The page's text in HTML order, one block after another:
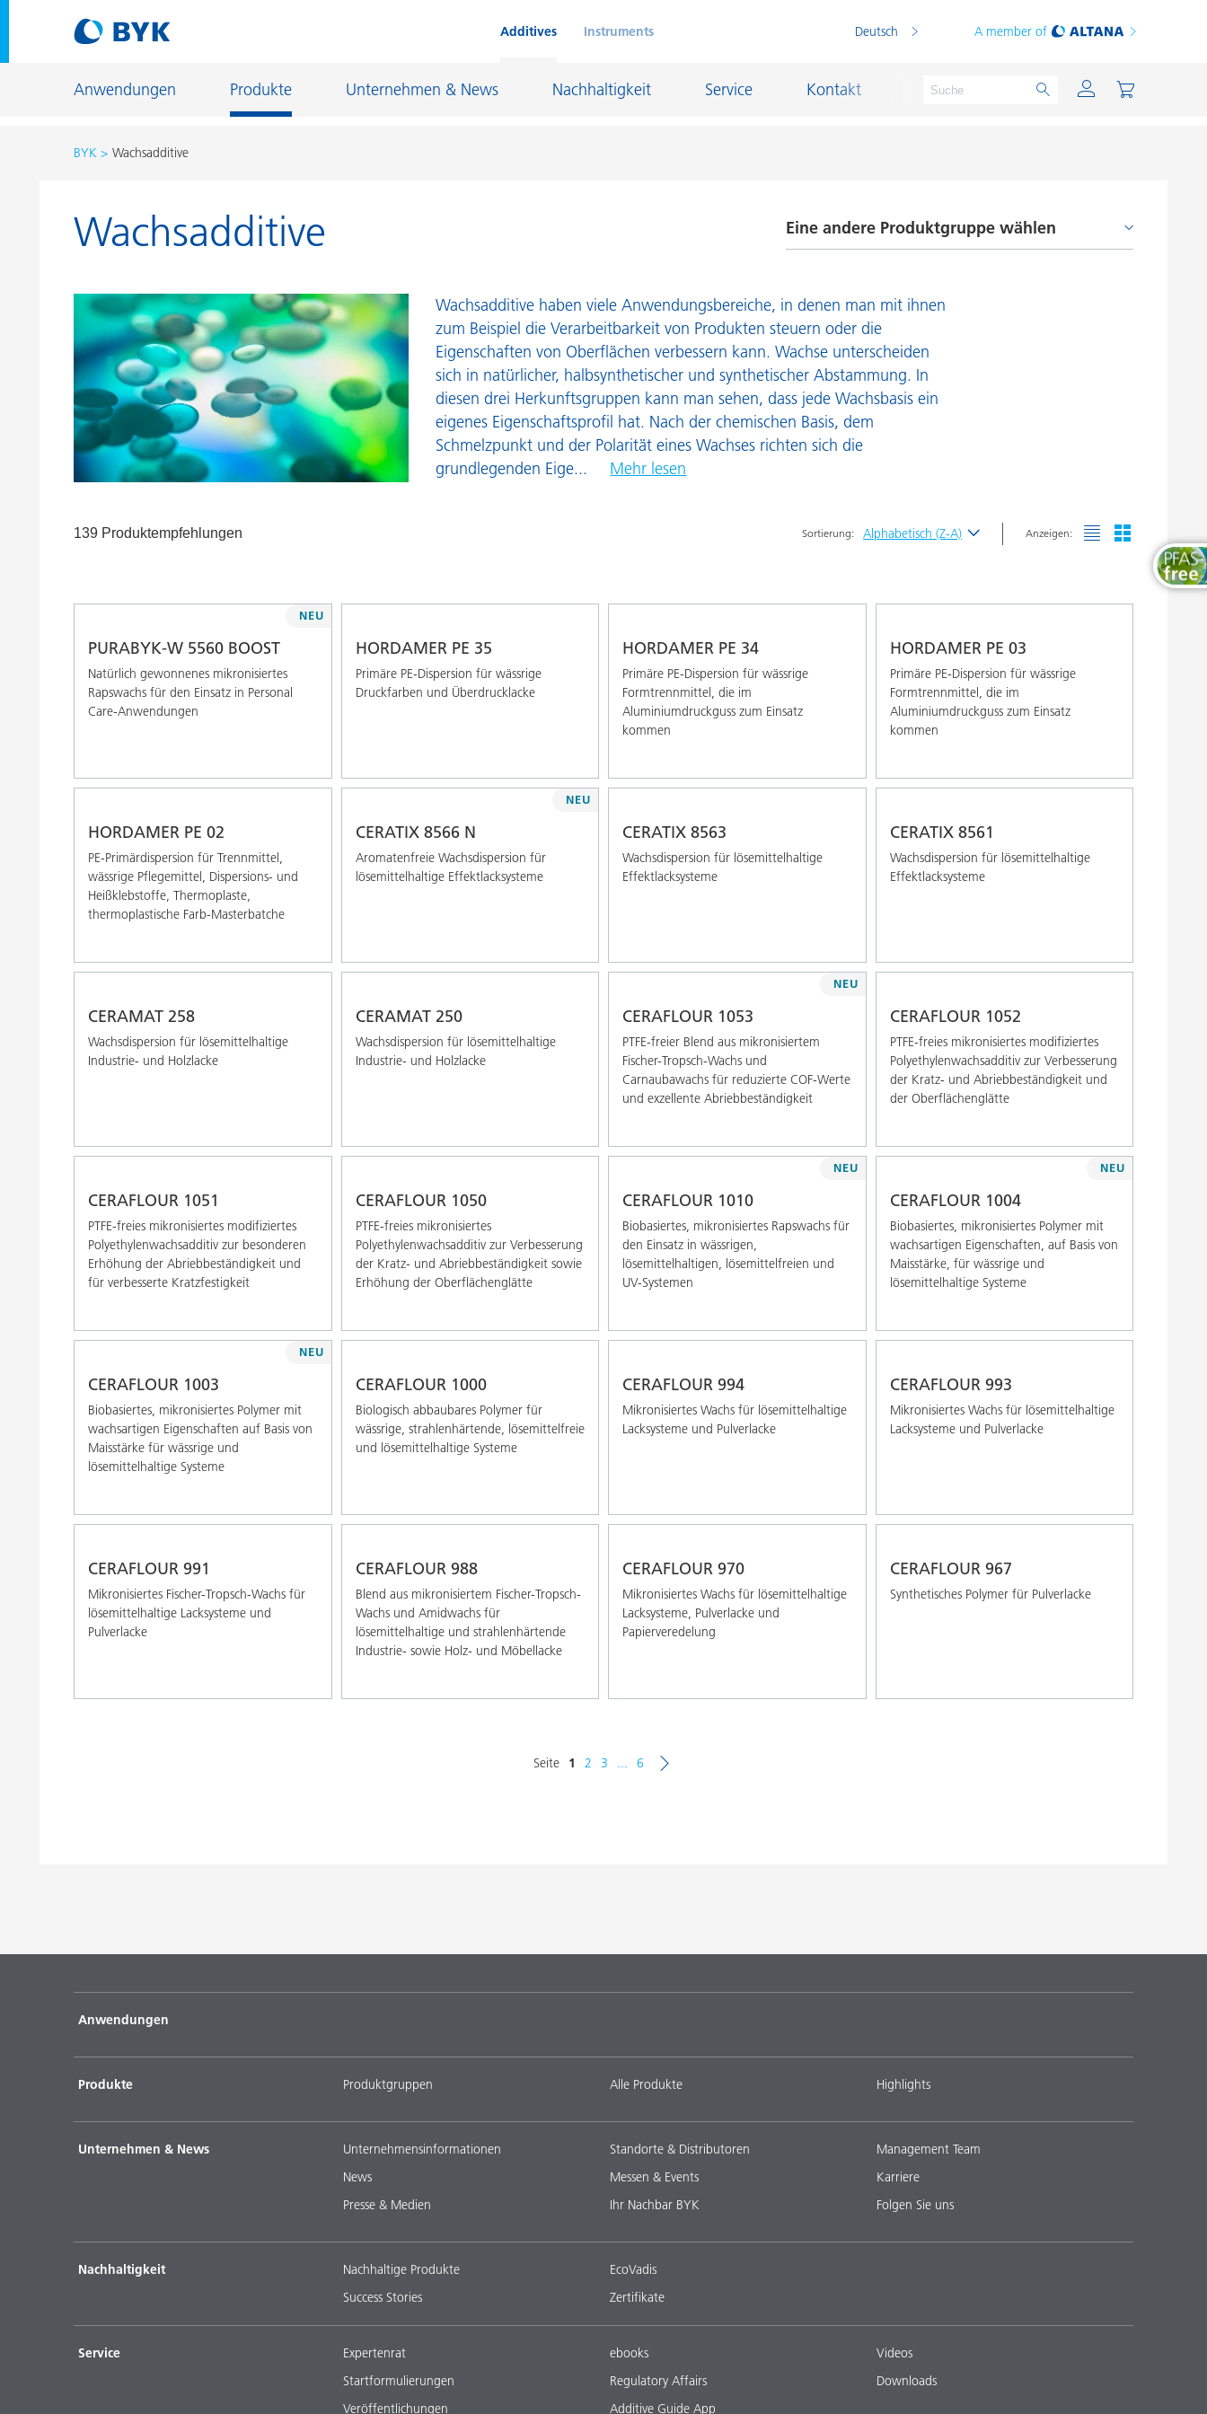
Additives Instruments Deutsch A member of
Anwendungen Produkte Unternehmen & News Nachhaltigkeit Service Kontakt
Produktempfehlungen nach Anwendungen
Produktempfehlungen nach Anwendungen
Bauchemie
Can Coatings
Coil Coatings
Druckfarben
Energiespeicherung
Home Care und I&I
Holz- und Möbellacke
Industrielacke
Inkjet Inks
Öl- und Gasindustrie
Papierbeschichtungen
Personal Care
Pulverlacke
PVC Compounds
Schmierstoffe und Formtrennmittel
Thermoplaste
BYK Wachsadditive
Wachsadditive Eine andere Produktgruppe wählen
Haftvermittler und Coupling Agents
Netz- und Dispergieradditive
Oberflächenadditive
Prozessadditive
Rheologieadditive
Wachsadditive haben viele Anwendungsbereiche, in denen man mit ihnen
zum Beispiel die Verarbeitbarkeit von Produkten steuern oder die
Eigenschaften von Oberflächen verbessern kann. Wachse unterscheiden
sich in natürlicher, halbsynthetischer und synthetischer Abstammung. In
diesen drei Herkunftsgruppen kann man sehen, dass jede Wachsbasis ein
eigenes Eigenschaftsprofil hat. Nach der chemischen Basis, dem
Schmelzpunkt und der Polarität eines Wachses richten sich die
grundlegenden Eige... Mehr lesen
139 Produktempfehlungen Sortierung: Alphabetisch (Z-A) Anzeigen:
PURABYK-W 5560 BOOST
Natürlich gewonnenes mikronisiertes
Rapswachs für den Einsatz in Personal
Care-Anwendungen
NEU
HORDAMER PE 35
Primäre PE-Dispersion für wässrige
Druckfarben und Überdrucklacke
HORDAMER PE 34
Primäre PE-Dispersion für wässrige
Formtrennmittel, die im
Aluminiumdruckguss zum Einsatz
kommen
HORDAMER PE 03
Primäre PE-Dispersion für wässrige
Formtrennmittel, die im
Aluminiumdruckguss zum Einsatz
kommen
HORDAMER PE 02
PE-Primärdispersion für Trennmittel,
wässrige Pflegemittel, Dispersions- und
Heißklebstoffe, Thermoplaste,
thermoplastische Farb-Masterbatche
CERATIX 8566 N
Aromatenfreie Wachsdispersion für
lösemittelhaltige Effektlacksysteme
NEU
CERATIX 8563
Wachsdispersion für lösemittelhaltige
Effektlacksysteme
CERATIX 8561
Wachsdispersion für lösemittelhaltige
Effektlacksysteme
CERAMAT 258
Wachsdispersion für lösemittelhaltige
Industrie- und Holzlacke
CERAMAT 250
Wachsdispersion für lösemittelhaltige
Industrie- und Holzlacke
CERAFLOUR 1053
PTFE-freier Blend aus mikronisiertem
Fischer-Tropsch-Wachs und
Carnaubawachs für reduzierte COF-Werte
und exzellente Abriebbeständigkeit
NEU
CERAFLOUR 1052
PTFE-freies mikronisiertes modifiziertes
Polyethylenwachsadditiv zur Verbesserung
der Kratz- und Abriebbeständigkeit und
der Oberflächenglätte
CERAFLOUR 1051
PTFE-freies mikronisiertes modifiziertes
Polyethylenwachsadditiv zur besonderen
Erhöhung der Abriebbeständigkeit und
für verbesserte Kratzfestigkeit
CERAFLOUR 1050
PTFE-freies mikronisiertes
Polyethylenwachsadditiv zur Verbesserung
der Kratz- und Abriebbeständigkeit sowie
Erhöhung der Oberflächenglätte
CERAFLOUR 1010
Biobasiertes, mikronisiertes Rapswachs für
den Einsatz in wässrigen,
lösemittelhaltigen, lösemittelfreien und
UV-Systemen
NEU
CERAFLOUR 1004
Biobasiertes, mikronisiertes Polymer mit
wachsartigen Eigenschaften, auf Basis von
Maisstärke, für wässrige und
lösemittelhaltige Systeme
NEU
CERAFLOUR 1003
Biobasiertes, mikronisiertes Polymer mit
wachsartigen Eigenschaften auf Basis von
Maisstärke für wässrige und
lösemittelhaltige Systeme
NEU
CERAFLOUR 1000
Biologisch abbaubares Polymer für
wässrige, strahlenhärtende, lösemittelfreie
und lösemittelhaltige Systeme
CERAFLOUR 994
Mikronisiertes Wachs für lösemittelhaltige
Lacksysteme und Pulverlacke
CERAFLOUR 993
Mikronisiertes Wachs für lösemittelhaltige
Lacksysteme und Pulverlacke
CERAFLOUR 991
Mikronisiertes Fischer-Tropsch-Wachs für
lösemittelhaltige Lacksysteme und
Pulverlacke
CERAFLOUR 988
Blend aus mikronisiertem Fischer-Tropsch-
Wachs und Amidwachs für
lösemittelhaltige und strahlenhärtende
Industrie- sowie Holz- und Möbellacke
CERAFLOUR 970
Mikronisiertes Wachs für lösemittelhaltige
Lacksysteme, Pulverlacke und
Papierveredelung
CERAFLOUR 967
Synthetisches Polymer für Pulverlacke
Seite 1 2 3 ... 6
Anwendungen
Produkte Produktgruppen Alle Produkte Highlights
Unternehmen & News
Unternehmensinformationen
News
Presse & Medien
Standorte & Distributoren
Messen & Events
Ihr Nachbar BYK
Management Team
Karriere
Folgen Sie uns
Nachhaltigkeit
Nachhaltige Produkte
Success Stories
EcoVadis
Zertifikate
Service
Expertenrat
Startformulierungen
Veröffentlichungen
ebooks
Regulatory Affairs
Additive Guide App
Videos
Downloads